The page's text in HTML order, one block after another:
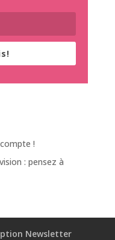
!
: pensez à
Newsletter